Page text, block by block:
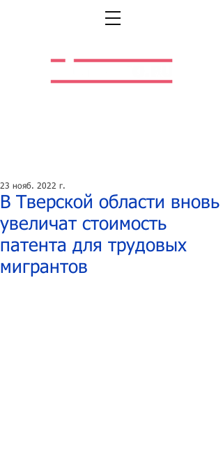
В Тверской области вновь
увеличат стоимость
патента для трудовых
мигрантов
23 нояб. 2022 г.